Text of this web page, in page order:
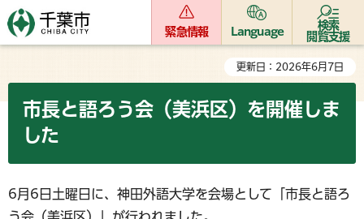
緊急情報 Language
検索
閲覧支援
更新日：2026年6月7日
市長と語ろう会（美浜区）を開催しま
した
6月6日土曜日に、神田外語大学を会場として「市長と語ろ